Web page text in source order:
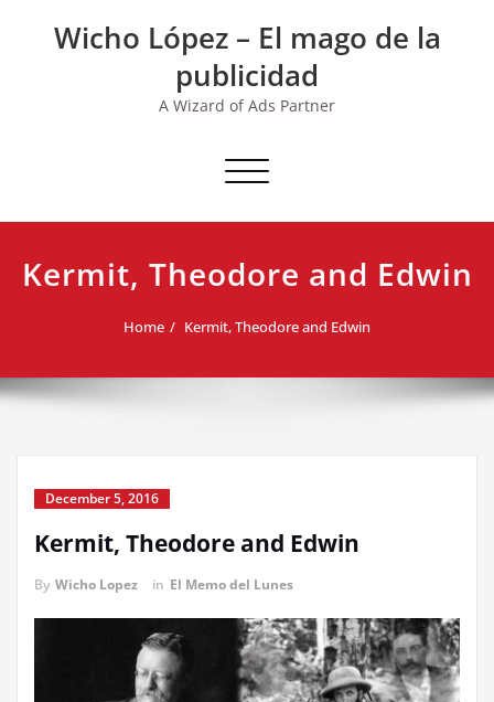
Wicho López – El mago de la
publicidad
A Wizard of Ads Partner
Toggle navigation
Kermit, Theodore and Edwin
Home Kermit, Theodore and Edwin
December 5, 2016
Kermit, Theodore and Edwin
By Wicho Lopez in El Memo del Lunes